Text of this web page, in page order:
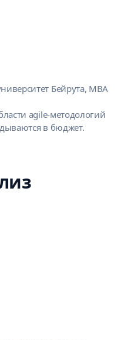
Бейрута, MBA
agile-методологий
в бюджет.